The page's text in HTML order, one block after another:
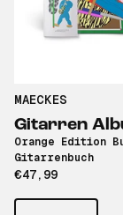
MAECKES
Gitarren
Orange Edition
Gitarrenbuch
€47,99